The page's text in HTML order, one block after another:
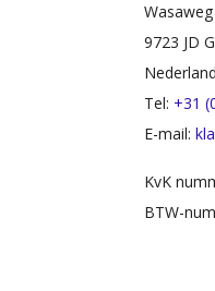
Wasaweg
9723 JD
Nederland
Tel: +31
E-mail:
KvK
BTW-